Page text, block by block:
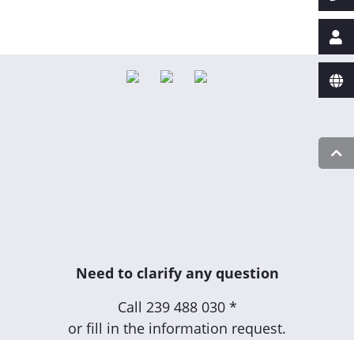
Need to clarify any question
Call 239 488 030 *
or fill in the information request.